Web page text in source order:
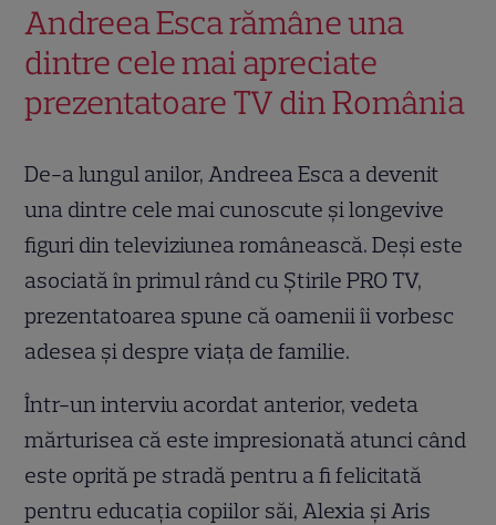
Andreea Esca rămâne una
dintre cele mai apreciate
prezentatoare TV din România
De-a lungul anilor, Andreea Esca a devenit
una dintre cele mai cunoscute și longevive
figuri din televiziunea românească. Deși este
asociată în primul rând cu Știrile PRO TV,
prezentatoarea spune că oamenii îi vorbesc
adesea și despre viața de familie.
Într-un interviu acordat anterior, vedeta
mărturisea că este impresionată atunci când
este oprită pe stradă pentru a fi felicitată
pentru educația copiilor săi, Alexia și Aris